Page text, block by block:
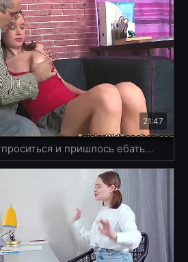
21:47
Пришла к преподу отпроситься и пришлось ебаться с ним